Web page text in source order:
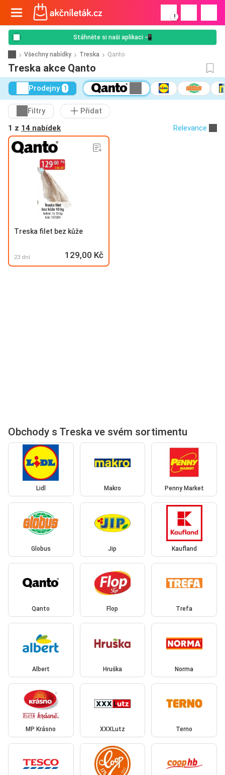
!
Stáhněte si naši aplikaci 📲
Všechny nabídky Treska Qanto
Treska akce Qanto
Prodejny 1
Filtry
Přidat
1 z 14 nabídek Relevance
Treska filet bez kůže
23 dní 129,00 Kč
Obchody s Treska ve svém sortimentu
Lidl Makro Penny Market
Globus Jip Kaufland
Qanto Flop Trefa
Albert Hruška Norma
MP Krásno XXXLutz Terno